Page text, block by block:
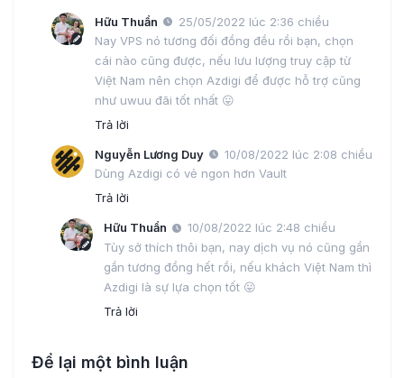
Hữu Thuần
25/05/2022 lúc 2:36 chiều
Nay VPS nó tương đối đồng đều rồi bạn, chọn
cái nào cũng được, nếu lưu lượng truy cập từ
Việt Nam nên chọn Azdigi để được hỗ trợ cũng
như uwuu đãi tốt nhất 😛
Trả lời
Nguyễn Lương Duy
10/08/2022 lúc 2:08 chiều
Dùng Azdigi có vẻ ngon hơn Vault
Trả lời
Hữu Thuần
10/08/2022 lúc 2:48 chiều
Tùy sở thích thôi bạn, nay dịch vụ nó cũng gần
gần tương đồng hết rồi, nếu khách Việt Nam thì
Azdigi là sự lựa chọn tốt 😛
Trả lời
Để lại một bình luận